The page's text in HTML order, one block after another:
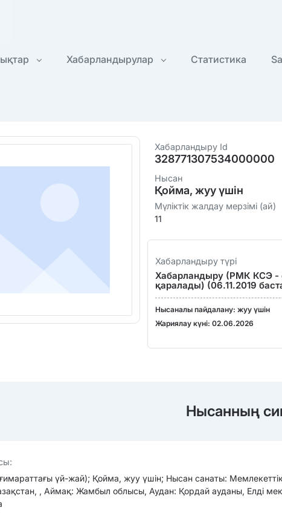
Хабарландырулар Статистика
Хабарландыру Id
328771307534000000
Нысан
Қойма, жуу үшін
Мүліктік жалдау мерзімі (ай)
11
Хабарландыру түрі
Хабарландыру (РМК КСЭ -
қаралады) (06.11.2019
Нысаналы пайдалану: жуу үшін
Жариялау күні: 02.06.2026
Нысанның
үй-жай); Қойма, жуу үшін; Нысан санаты: Мемлекеттік
, Аймақ: Жамбыл облысы, Аудан: Қордай ауданы, Елді